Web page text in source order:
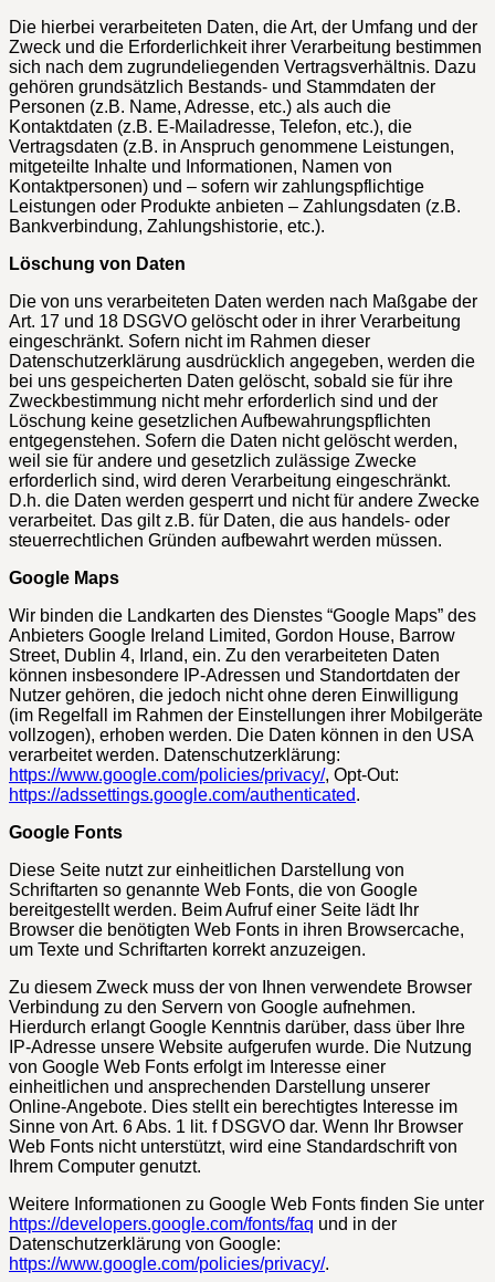
Die hierbei verarbeiteten Daten, die Art, der Umfang und der
Zweck und die Erforderlichkeit ihrer Verarbeitung bestimmen
sich nach dem zugrundeliegenden Vertragsverhältnis. Dazu
gehören grundsätzlich Bestands- und Stammdaten der
Personen (z.B. Name, Adresse, etc.) als auch die
Kontaktdaten (z.B. E-Mailadresse, Telefon, etc.), die
Vertragsdaten (z.B. in Anspruch genommene Leistungen,
mitgeteilte Inhalte und Informationen, Namen von
Kontaktpersonen) und – sofern wir zahlungspflichtige
Leistungen oder Produkte anbieten – Zahlungsdaten (z.B.
Bankverbindung, Zahlungshistorie, etc.).
Löschung von Daten
Die von uns verarbeiteten Daten werden nach Maßgabe der
Art. 17 und 18 DSGVO gelöscht oder in ihrer Verarbeitung
eingeschränkt. Sofern nicht im Rahmen dieser
Datenschutzerklärung ausdrücklich angegeben, werden die
bei uns gespeicherten Daten gelöscht, sobald sie für ihre
Zweckbestimmung nicht mehr erforderlich sind und der
Löschung keine gesetzlichen Aufbewahrungspflichten
entgegenstehen. Sofern die Daten nicht gelöscht werden,
weil sie für andere und gesetzlich zulässige Zwecke
erforderlich sind, wird deren Verarbeitung eingeschränkt.
D.h. die Daten werden gesperrt und nicht für andere Zwecke
verarbeitet. Das gilt z.B. für Daten, die aus handels- oder
steuerrechtlichen Gründen aufbewahrt werden müssen.
Google Maps
Wir binden die Landkarten des Dienstes “Google Maps” des
Anbieters Google Ireland Limited, Gordon House, Barrow
Street, Dublin 4, Irland, ein. Zu den verarbeiteten Daten
können insbesondere IP-Adressen und Standortdaten der
Nutzer gehören, die jedoch nicht ohne deren Einwilligung
(im Regelfall im Rahmen der Einstellungen ihrer Mobilgeräte
vollzogen), erhoben werden. Die Daten können in den USA
verarbeitet werden. Datenschutzerklärung:
https://www.google.com/policies/privacy/, Opt-Out:
https://adssettings.google.com/authenticated.
Google Fonts
Diese Seite nutzt zur einheitlichen Darstellung von
Schriftarten so genannte Web Fonts, die von Google
bereitgestellt werden. Beim Aufruf einer Seite lädt Ihr
Browser die benötigten Web Fonts in ihren Browsercache,
um Texte und Schriftarten korrekt anzuzeigen.
Zu diesem Zweck muss der von Ihnen verwendete Browser
Verbindung zu den Servern von Google aufnehmen.
Hierdurch erlangt Google Kenntnis darüber, dass über Ihre
IP-Adresse unsere Website aufgerufen wurde. Die Nutzung
von Google Web Fonts erfolgt im Interesse einer
einheitlichen und ansprechenden Darstellung unserer
Online-Angebote. Dies stellt ein berechtigtes Interesse im
Sinne von Art. 6 Abs. 1 lit. f DSGVO dar. Wenn Ihr Browser
Web Fonts nicht unterstützt, wird eine Standardschrift von
Ihrem Computer genutzt.
Weitere Informationen zu Google Web Fonts finden Sie unter
https://developers.google.com/fonts/faq und in der
Datenschutzerklärung von Google:
https://www.google.com/policies/privacy/.